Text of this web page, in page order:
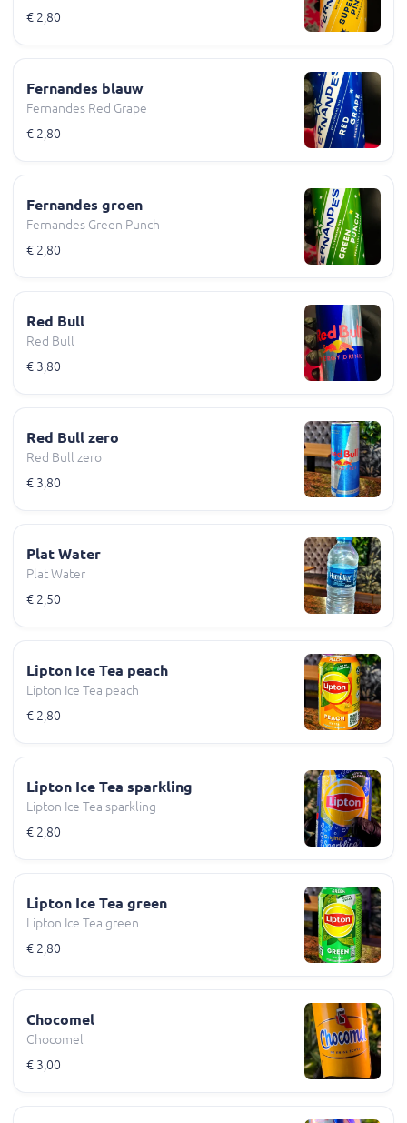
€ 2,80
Fernandes blauw
Fernandes Red Grape
€ 2,80
Fernandes groen
Fernandes Green Punch
€ 2,80
Red Bull
Red Bull
€ 3,80
Red Bull zero
Red Bull zero
€ 3,80
Plat Water
Plat Water
€ 2,50
Lipton Ice Tea peach
Lipton Ice Tea peach
€ 2,80
Lipton Ice Tea sparkling
Lipton Ice Tea sparkling
€ 2,80
Lipton Ice Tea green
Lipton Ice Tea green
€ 2,80
Chocomel
Chocomel
€ 3,00